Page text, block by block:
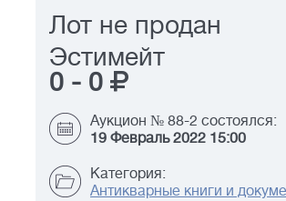
Лот не продан
Эстимейт
0 - 0
Аукцион № 88-2 состоялся:
19 Февраль 2022 15:00
Категория:
Антикварные книги и